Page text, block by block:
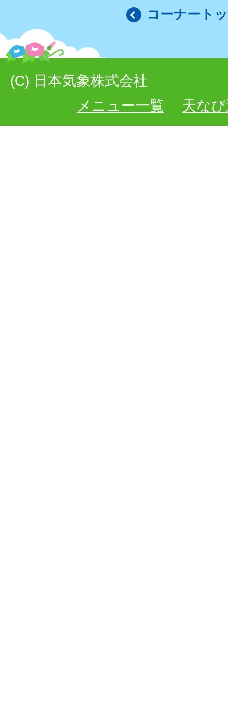
コーナート
(C) 日本気象株式会社
メニュー一覧
天な